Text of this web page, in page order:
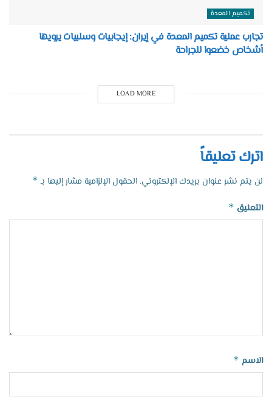
تكميم المعدة
تجارب عملية تكميم المعدة في إيران: إيجابيات وسلبيات يرويها
أشخاص خضعوا للجراحة
LOAD MORE
اترك تعليقاً
لن يتم نشر عنوان بريدك الإلكتروني.الحقول الإلزامية مشار إليها بـ *
التعليق *
الاسم *